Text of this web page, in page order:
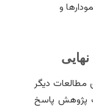
و
مطالعات دیگر
پژوهش پاسخ